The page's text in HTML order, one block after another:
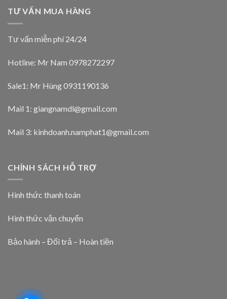
TƯ VẤN MUA HÀNG
Tư vấn miễn phí 24/24
Hotline: Mr Nam 0978272297
Sale1: Mr Hùng 0931190136
Mail 1: giangnamdl@gmail.com
Mail 3: kinhdoanh.namphat1@gmail.com
CHÍNH SÁCH HỖ TRỢ
Hình thức thanh toán
Hình thức vận chuyển
Bảo hành – Đổi trả – Hoàn tiền